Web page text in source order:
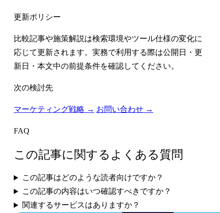
更新ポリシー
比較記事や施策解説は検索環境やツール仕様の変化に
応じて更新されます。実務で利用する際は公開日・更
新日・本文中の前提条件を確認してください。
次の検討先
マーケティング戦略 → お問い合わせ →
FAQ
この記事に関するよくある質問
この記事はどのような読者向けですか？
この記事の内容はいつ確認すべきですか？
関連するサービスはありますか？